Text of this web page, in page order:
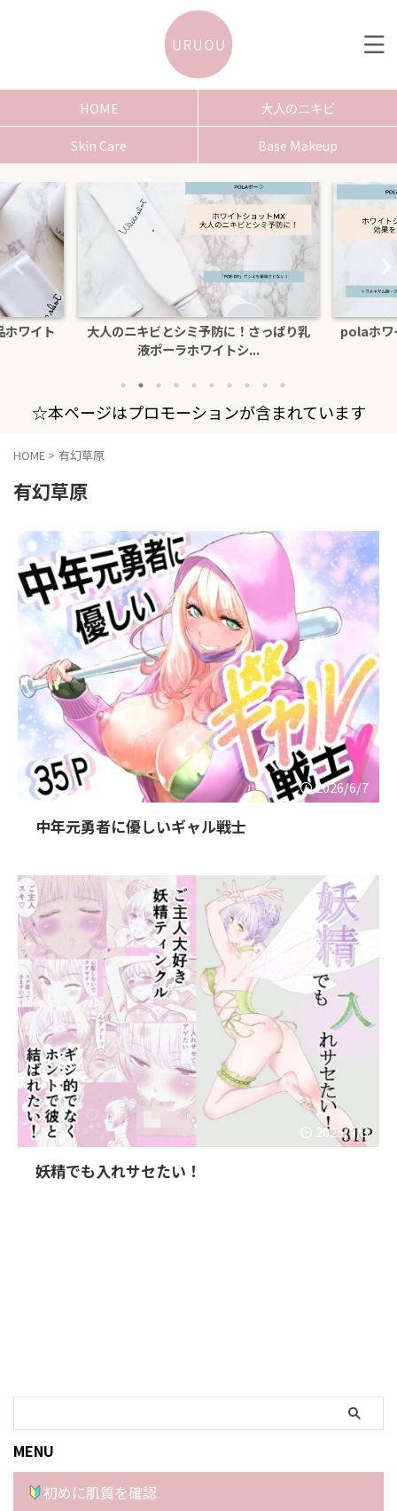
HOME
大人のニキビ
Skin Care
Base Makeup
ホワイト
大人のニキビとシミ予防に！さっぱり乳
液ポーラホワイトシ...
polaホワ
☆本ページはプロモーションが含まれています
HOME > 有幻草原
有幻草原
2026/6/7
中年元勇者に優しいギャル戦士
2025/9/3
妖精でも入れサセたい！
MENU
初めに肌質を確認